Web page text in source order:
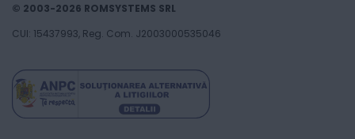
© 2003-2026 ROMSYSTEMS SRL
CUI: 15437993, Reg. Com. J2003000535046